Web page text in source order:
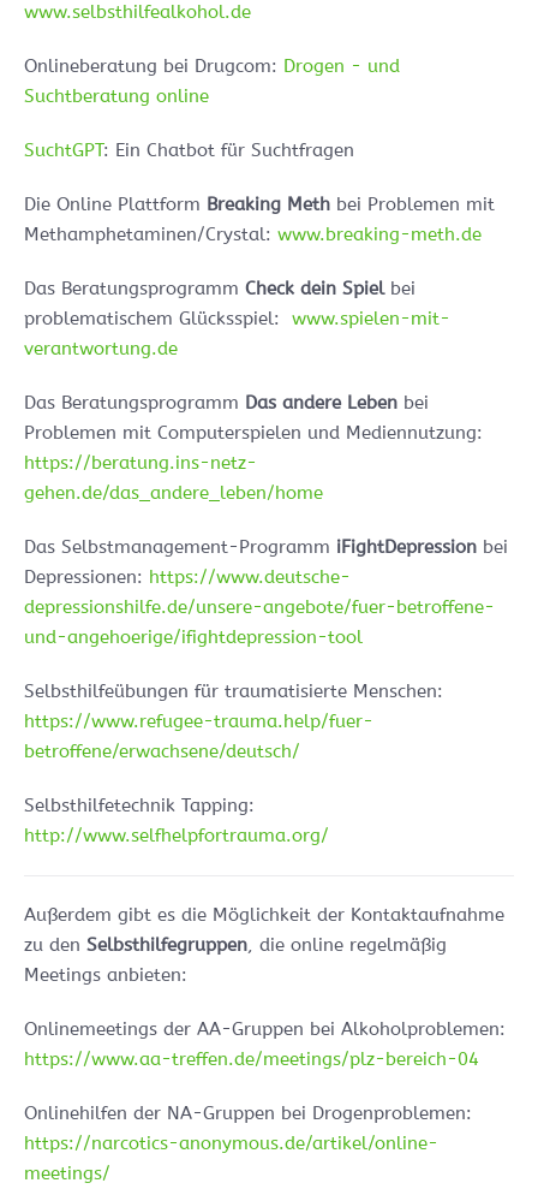
www.selbsthilfealkohol.de
Onlineberatung bei Drugcom: Drogen - und
Suchtberatung online
SuchtGPT: Ein Chatbot für Suchtfragen
Die Online Plattform Breaking Meth bei Problemen mit
Methamphetaminen/Crystal: www.breaking-meth.de
Das Beratungsprogramm Check dein Spielbei
problematischem Glücksspiel: www.spielen-mit-
verantwortung.de
Das Beratungsprogramm Das andere Leben bei
Problemen mit Computerspielen und Mediennutzung:
https://beratung.ins-netz-
gehen.de/das_andere_leben/home
Das Selbstmanagement-Programm iFightDepression bei
Depressionen: https://www.deutsche-
depressionshilfe.de/unsere-angebote/fuer-betroffene-
und-angehoerige/ifightdepression-tool
Selbsthilfeübungen für traumatisierte Menschen:
https://www.refugee-trauma.help/fuer-
betroffene/erwachsene/deutsch/
Selbsthilfetechnik Tapping:
http://www.selfhelpfortrauma.org/
Außerdem gibt es die Möglichkeit der Kontaktaufnahme
zu den Selbsthilfegruppen, die online regelmäßig
Meetings anbieten:
Onlinemeetings der AA-Gruppen bei Alkoholproblemen:
https://www.aa-treffen.de/meetings/plz-bereich-04
Onlinehilfen der NA-Gruppen bei Drogenproblemen:
https://narcotics-anonymous.de/artikel/online-
meetings/